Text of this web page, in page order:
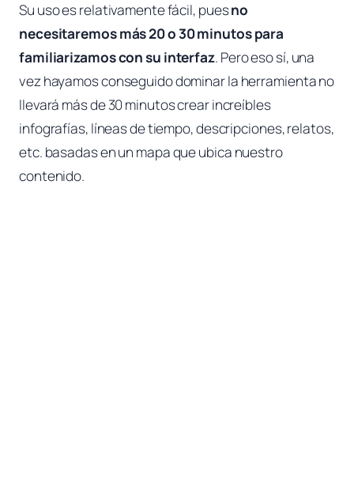
Su uso es relativamente fácil, puesno
necesitaremos más 20 o 30 minutos para
familiarizamos con su interfaz. Pero eso sí, una
vez hayamos conseguido dominar la herramienta no
llevará más de 30 minutos crear increíbles
infografías, líneas de tiempo, descripciones, relatos,
etc. basadas en un mapa que ubica nuestro
contenido.